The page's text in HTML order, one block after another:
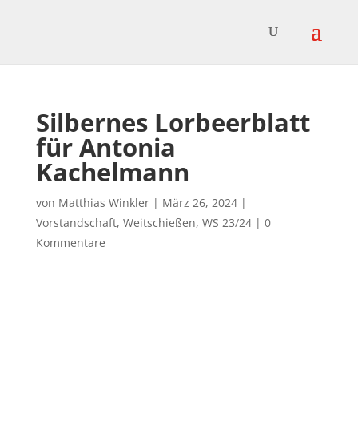
Silbernes Lorbeerblatt
für Antonia
Kachelmann
von Matthias Winkler| März 26, 2024|
Vorstandschaft, Weitschießen, WS 23/24| 0
Kommentare